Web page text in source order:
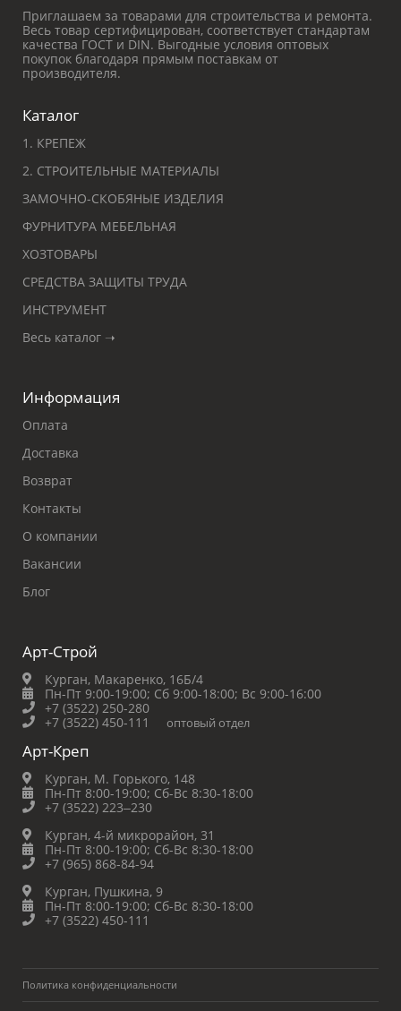
Приглашаем за товарами для строительства и ремонта.
Весь товар сертифицирован, соответствует стандартам
качества ГОСТ и DIN. Выгодные условия оптовых
покупок благодаря прямым поставкам от
производителя.
Каталог
1. КРЕПЕЖ
2. СТРОИТЕЛЬНЫЕ МАТЕРИАЛЫ
ЗАМОЧНО-СКОБЯНЫЕ ИЗДЕЛИЯ
ФУРНИТУРА МЕБЕЛЬНАЯ
ХОЗТОВАРЫ
СРЕДСТВА ЗАЩИТЫ ТРУДА
ИНСТРУМЕНТ
Весь каталог ➝
Информация
Оплата
Доставка
Возврат
Контакты
О компании
Вакансии
Блог
Арт-Строй
Курган, Макаренко, 16Б/4
Пн-Пт 9:00-19:00; Сб 9:00-18:00; Вс 9:00-16:00
+7 (3522) 250-280
+7 (3522) 450-111
оптовый отдел
Арт-Креп
Курган, М. Горького, 148
Пн-Пт 8:00-19:00; Сб-Вс 8:30-18:00
+7 (3522) 223‒230
Курган, 4-й микрорайон, 31
Пн-Пт 8:00-19:00; Сб-Вс 8:30-18:00
+7 (965) 868-84-94
Курган, Пушкина, 9
Пн-Пт 8:00-19:00; Сб-Вс 8:30-18:00
+7 (3522) 450-111
Политика конфиденциальности